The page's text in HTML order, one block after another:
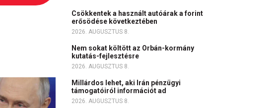
Csökkentek a használt autóárak a forint
erősödése következtében
2026. AUGUSZTUS 8.
Nem sokat költött az Orbán-kormány
kutatás-fejlesztésre
2026. AUGUSZTUS 8.
Millárdos lehet, aki Irán pénzügyi
támogatóiról információt ad
2026. AUGUSZTUS 8.